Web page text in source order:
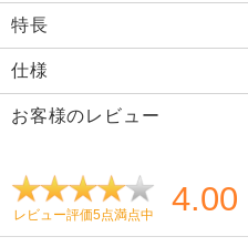
特長
仕様
お客様のレビュー
レビュー評価5点満点中 4.00